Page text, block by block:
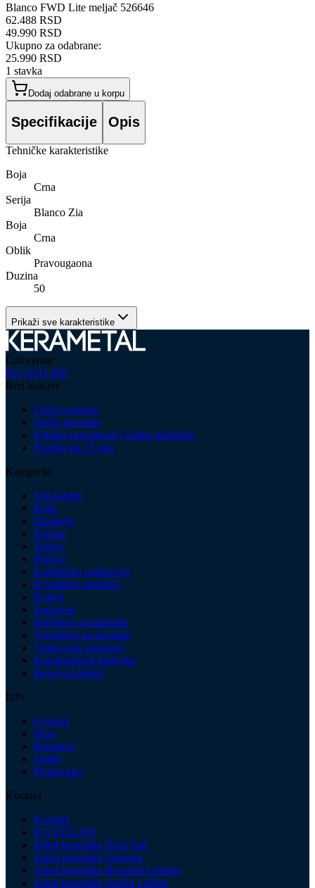
Blanco FWD Lite meljač 526646
62.488 RSD
49.990 RSD
Ukupno za odabrane:
25.990 RSD
1 stavka
Dodaj odabrane u korpu
Specifikacije Opis
Tehničke karakteristike
Boja
Crna
Serija
Blanco Zia
Boja
Crna
Oblik
Pravougaona
Duzina
50
Prikaži sve karakteristike
Call centar
021 6333 450
Brzi linkovi
Uslovi prodaje
Način isporuke
Politika privatnosti i zaštita podataka
Prodaja na 12 rata
Kategorije
Tuš kabine
Kade
Sanitarije
Slavine
Tuševi
Pločice
Kupatilska galanterija
Kupatilski nameštaj
Bojleri
Sudopere
Radijatori za kupatilo
Ventilatori za kupatilo
Vodovodni materijal
Kanalizacioni materijal
Rezervni delovi
Info
O nama
Blog
Brendovi
Outlet
Prodavnice
Kontakt
Kontakt
021 6333 450
Salon keramike Novi Sad
Salon keramike Veternik
Salon keramike Beograd Leštane
Salon keramike Surčin Ledine